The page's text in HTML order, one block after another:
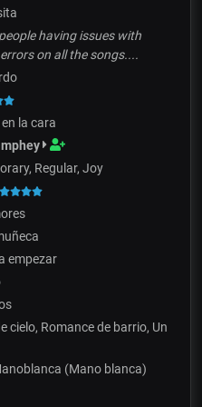
having issues with
on all the songs....
la cara
Regular, Joy
empezar
cielo, Romance de barrio, Un
(Mano blanca)